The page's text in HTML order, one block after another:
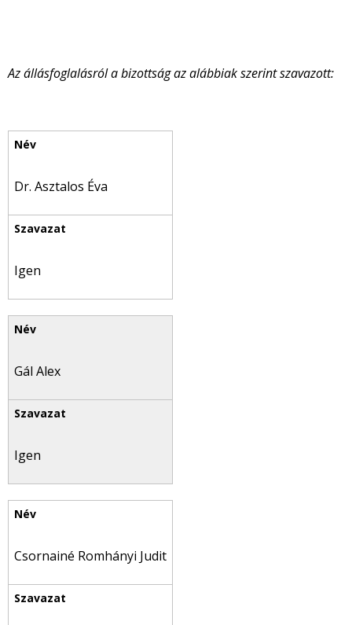
Az állásfoglalásról a bizottság az alábbiak szerint szavazott:
Dr. Asztalos Éva
Igen
Gál Alex
Igen
Csornainé Romhányi Judit